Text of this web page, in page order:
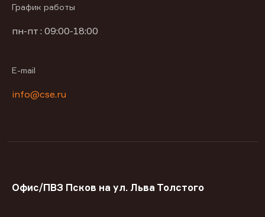
График работы
пн-пт : 09:00-18:00
E-mail
info@cse.ru
Офис/ПВЗ Псков на ул. Льва Толстого